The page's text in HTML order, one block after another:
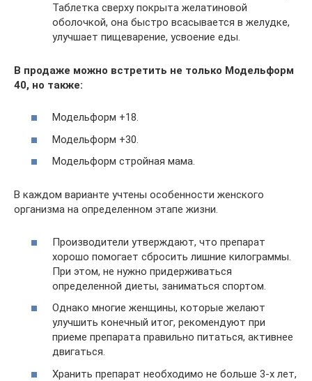
Таблетка сверху покрыта желатиновой
оболочкой, она быстро всасывается в желудке,
улучшает пищеварение, усвоение еды.
В продаже можно встретить не только Модельформ
40, но также:
Модельформ +18.
Модельформ +30.
Модельформ стройная мама.
В каждом варианте учтены особенности женского
организма на определенном этапе жизни.
Производители утверждают, что препарат
хорошо помогает сбросить лишние килограммы.
При этом, не нужно придерживаться
определенной диеты, заниматься спортом.
Однако многие женщины, которые желают
улучшить конечный итог, рекомендуют при
приеме препарата правильно питаться, активнее
двигаться.
Хранить препарат необходимо не больше 3-х лет,